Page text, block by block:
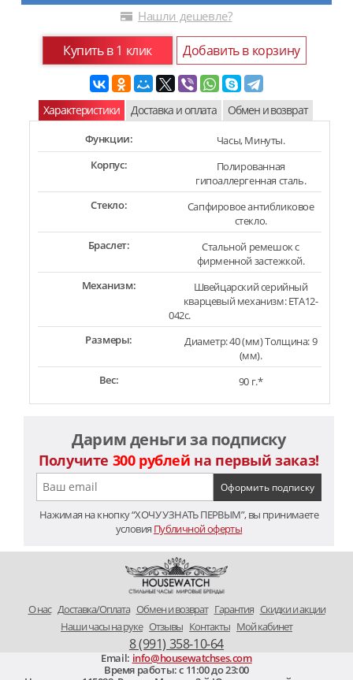
Нашли дешевле?
Купить в 1 клик Добавить в корзину
Характеристики Доставка и оплата Обмен и возврат
Функции:
Часы, Минуты.
Корпус:
Полированная
гипоаллергенная сталь.
Стекло:
Сапфировое антибликовое
стекло.
Браслет:
Стальной ремешок с
фирменной застежкой.
Механизм:
Швейцарский серийный
кварцевый механизм: ETA12-
042c.
Размеры:
Диаметр: 40 (мм) Толщина: 9
(мм).
Вес:
90 г.*
Дарим деньги за подписку
Получите 300 рублей на первый заказ!
Нажимая на кнопку “ХОЧУ УЗНАТЬ ПЕРВЫМ”, вы принимаете
условия Публичной оферты
O нас Доставка/Оплата Обмен и возврат Гарантия Скидки и акции
Наши часы на руке Отзывы Контакты Мой кабинет
8 (991) 358-10-64
Email: info@housewatchses.com
Время работы: c 11:00 до 23:00